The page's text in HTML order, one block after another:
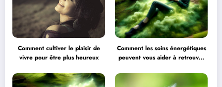
Comment cultiver le plaisir de
vivre pour être plus heureux
Comment les soins énergétiques
peuvent vous aider à retrouver